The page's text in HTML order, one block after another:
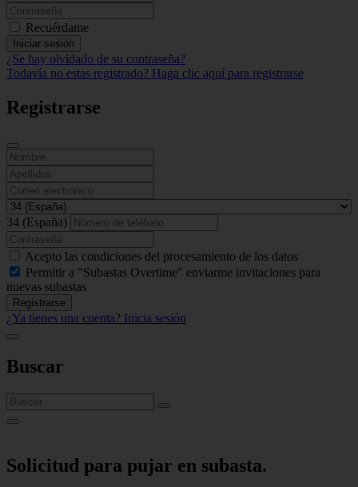
Recuérdame
Iniciar sesión
¿Se hay olvidado de su contraseña?
Todavía no estas registrado? Haga clic aquí para registrarse
Registrarse
34 (España)
Acepto las condiciones del procesamiento de los datos
Permitir a "Subastas Overtime" enviarme invitaciones para
nuevas subastas
Registrarse
¿Ya tienes una cuenta? Inicia sesión
Buscar
Solicitud para pujar en subasta.